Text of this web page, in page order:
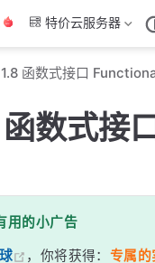
特价云服务器
函数式接口
数式接
用的小广告
，你将获得： 专属